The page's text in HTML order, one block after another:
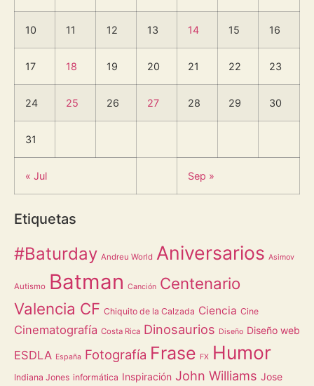
10 11 12 13 14 15 16
17 18 19 20 21 22 23
24 25 26 27 28 29 30
31
« Jul Sep »
Etiquetas
#Baturday Andreu World Aniversarios Asimov
Autismo Batman Canción Centenario
Valencia CF Chiquito de la Calzada Ciencia Cine
Cinematografía Costa Rica Dinosaurios Diseño Diseño web
ESDLA España Fotografía Frase FX Humor
Indiana Jones informática Inspiración John Williams Jose